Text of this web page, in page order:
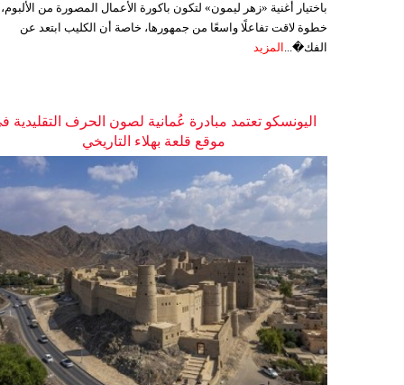
باختيار أغنية «زهر ليمون» لتكون باكورة الأعمال المصورة من
خطوة لاقت تفاعلًا واسعًا من جمهورها، خاصة أن الكليب ابتعد عن
الفك�... المزيد
اليونسكو تعتمد مبادرة عُمانية لصون الحرف التقليدية
موقع قلعة بهلاء التاريخي